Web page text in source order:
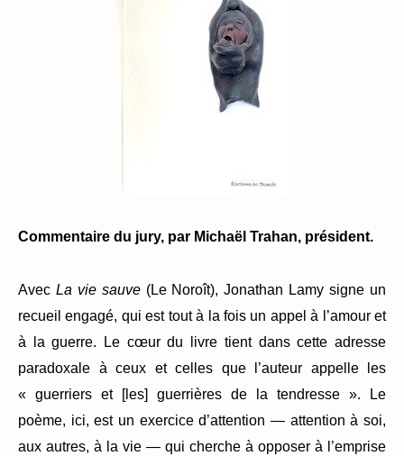
Commentaire du jury, par Michaël Trahan, président.
Avec La vie sauve(Le Noroît), Jonathan Lamy signe un
recueil engagé, qui est tout à la fois un appel à l’amour et
à la guerre. Le cœur du livre tient dans cette adresse
paradoxale à ceux et celles que l’auteur appelle les
« guerriers et [les] guerrières de la tendresse ». Le
poème, ici, est un exercice d’attention — attention à soi,
aux autres, à la vie — qui cherche à opposer à l’emprise